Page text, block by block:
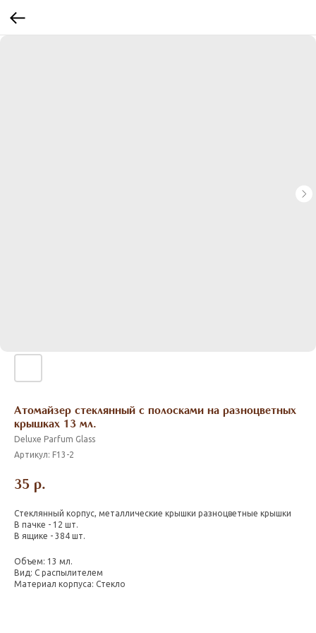
Атомайзер стеклянный с полосками на разноцветных
крышках 13 мл.
Deluxe Parfum Glass
Артикул: F13-2
35 р.
Стеклянный корпус, металлические крышки разноцветные крышки
В пачке - 12 шт.
В ящике - 384 шт.
Объем: 13 мл.
Вид: С распылителем
Материал корпуса: Стекло